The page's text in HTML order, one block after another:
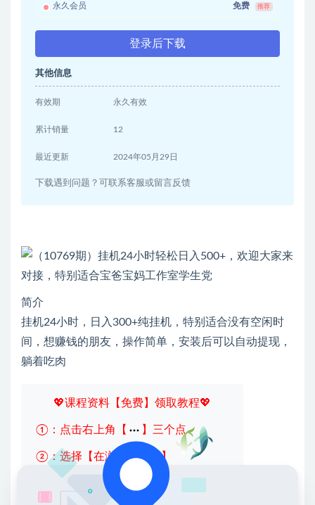
永久会员 免费 推荐
登录后下载
其他信息
有效期 永久有效
累计销量 12
最近更新 2024年05月29日
下载遇到问题？可联系客服或留言反馈
简介
挂机24小时，日入300+纯挂机，特别适合没有空闲时
间，想赚钱的朋友，操作简单，安装后可以自动提现，
躺着吃肉
💖课程资料【免费】领取教程💖
①：点击右上角【 】三个点
②：选择【在浏览器打开】
③：点击右上方【登录】领取